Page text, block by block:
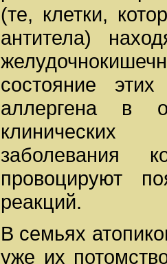
(те, клетки,
антитела)
состояние этих
аллергена в
клинических
заболевания
провоцируют
реакций.
В семьях
уже их